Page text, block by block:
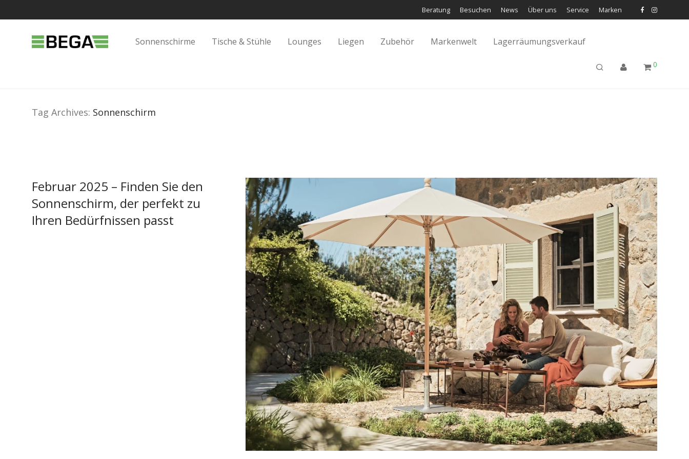
Beratung Besuchen News Über uns Service Marken
Sonnenschirme Tische & Stühle Lounges Liegen Zubehör Markenwelt Lagerräumungsverkauf
0
Tag Archives: Sonnenschirm
Februar 2025 – Finden Sie den
Sonnenschirm, der perfekt zu
Ihren Bedürfnissen passt